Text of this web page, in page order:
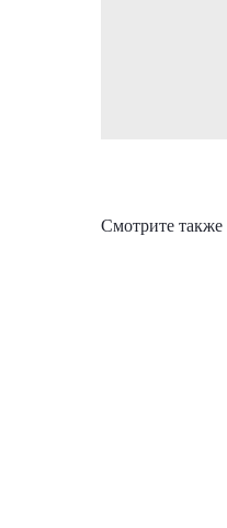
Смотрите также